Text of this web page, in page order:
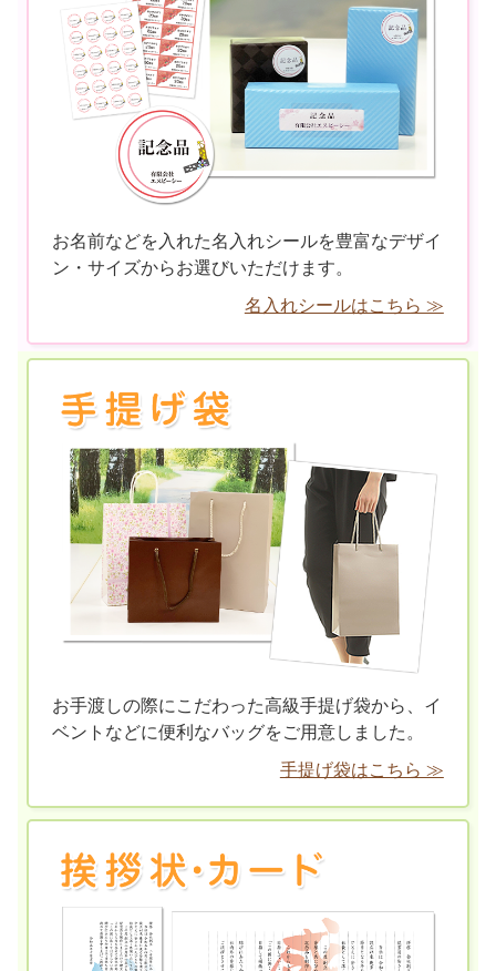
お名前などを入れた名入れシールを豊富なデザイ
ン・サイズからお選びいただけます。
名入れシールはこちら ≫
お手渡しの際にこだわった高級手提げ袋から、イ
ベントなどに便利なバッグをご用意しました。
手提げ袋はこちら ≫